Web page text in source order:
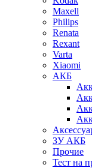
Maxell
Philips
Renata
Rexant
Varta
Xiaomi
АКБ
ЗУ АКБ
Прочие
Тест на